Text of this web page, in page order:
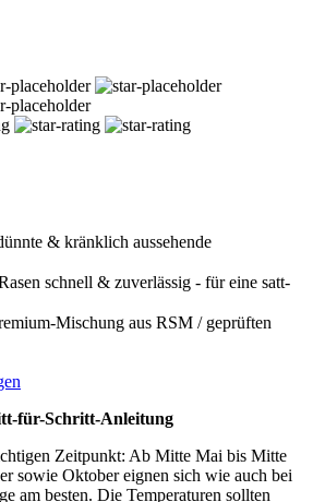
& kränklich aussehende
schnell & zuverlässig - für eine satt-
Mischung aus RSM / geprüften
für-Schritt-Anleitung
Zeitpunkt: Ab Mitte Mai bis Mitte
sowie Oktober eignen sich wie auch bei
am besten. Die Temperaturen sollten